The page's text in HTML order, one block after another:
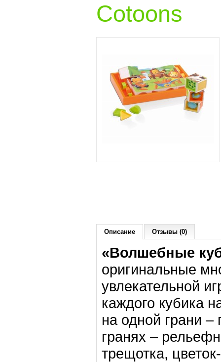
Cotoons
Описание Отзывы (0)
«Волшебные
оригинальные
увлекательной
каждого кубика
на одной грани –
гранях –
трещотка,